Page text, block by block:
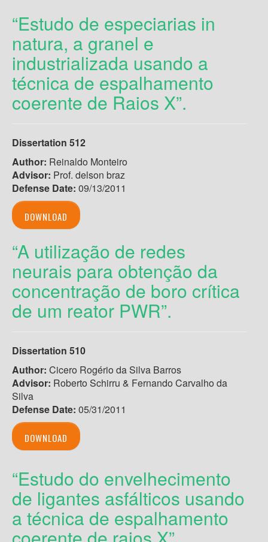
“Estudo de especiarias in
natura, a granel e
industrializada usando a
técnica de espalhamento
coerente de Raios X”.
Dissertation 512
Author: Reinaldo Monteiro
Advisor: Prof. delson braz
Defense Date: 09/13/2011
DOWNLOAD
“A utilização de redes
neurais para obtenção da
concentração de boro crítica
de um reator PWR”.
Dissertation 510
Author: Cicero Rogério da Silva Barros
Advisor: Roberto Schirru & Fernando Carvalho da
Silva
Defense Date: 05/31/2011
DOWNLOAD
“Estudo do envelhecimento
de ligantes asfálticos usando
a técnica de espalhamento